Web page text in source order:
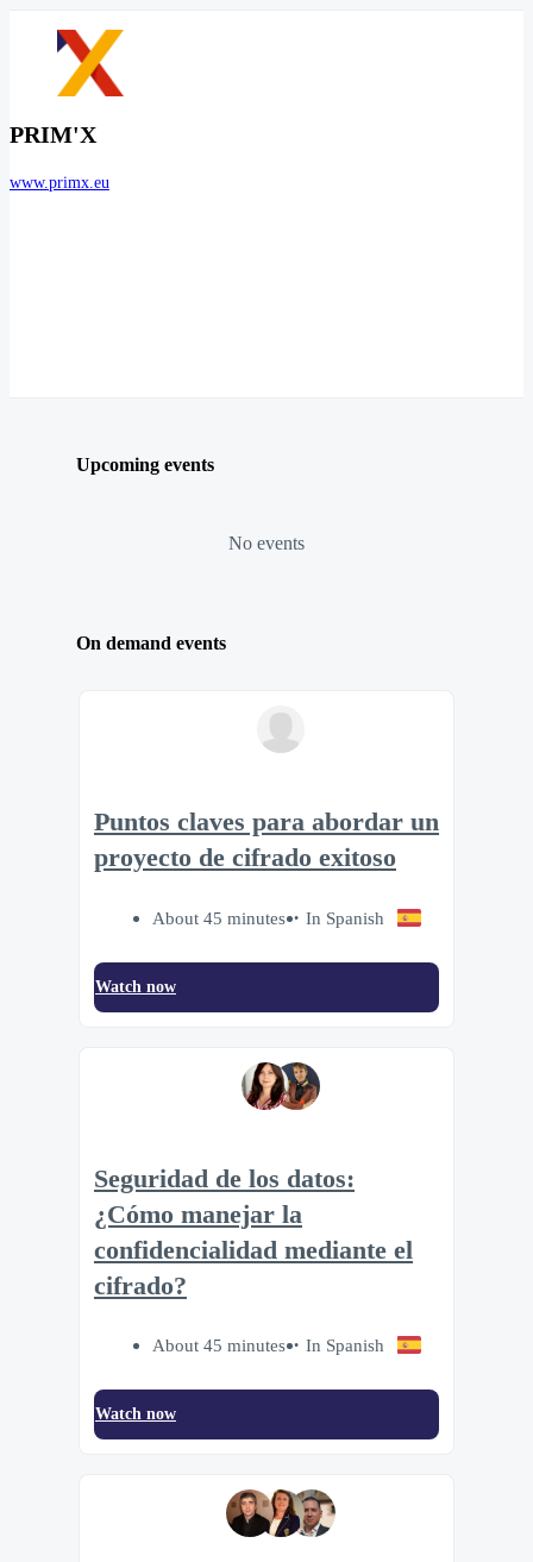
PRIM'X
www.primx.eu
Upcoming events
No events
On demand events
Puntos claves para abordar un
proyecto de cifrado exitoso
About 45 minutes In Spanish
Watch now
Seguridad de los datos:
¿Cómo manejar la
confidencialidad mediante el
cifrado?
About 45 minutes In Spanish
Watch now